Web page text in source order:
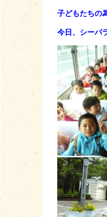
子どもたちの
今日、シー